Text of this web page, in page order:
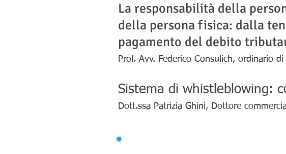
La responsabilità della
della persona fisica: dalla
pagamento del debito
Prof. Avv. Federico Consulich, ordinario
Sistema di whistleblowing:
Dott.ssa Patrizia Ghini, Dottore